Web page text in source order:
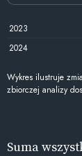
2023
2024
Wykres ilustruje
zbiorczej analizy
Suma